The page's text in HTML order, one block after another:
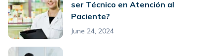
ser Técnico en Atención al
Paciente?
June 24, 2024